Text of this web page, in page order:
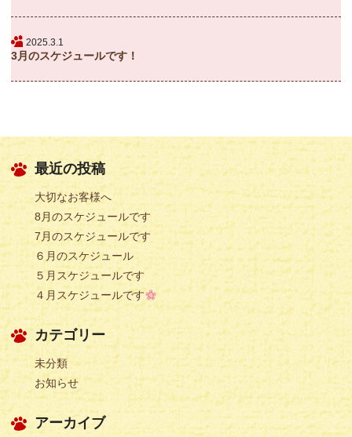
2025.3.1
3月のスケジュールです！
最近の投稿
大切なお客様へ
8月のスケジュールです
7月のスケジュールです
６月のスケジュール
５月スケジュールです
４月スケジュールです
カテゴリー
未分類
お知らせ
アーカイブ